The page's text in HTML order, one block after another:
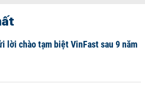
lời chào tạm biệt VinFast sau 9 năm